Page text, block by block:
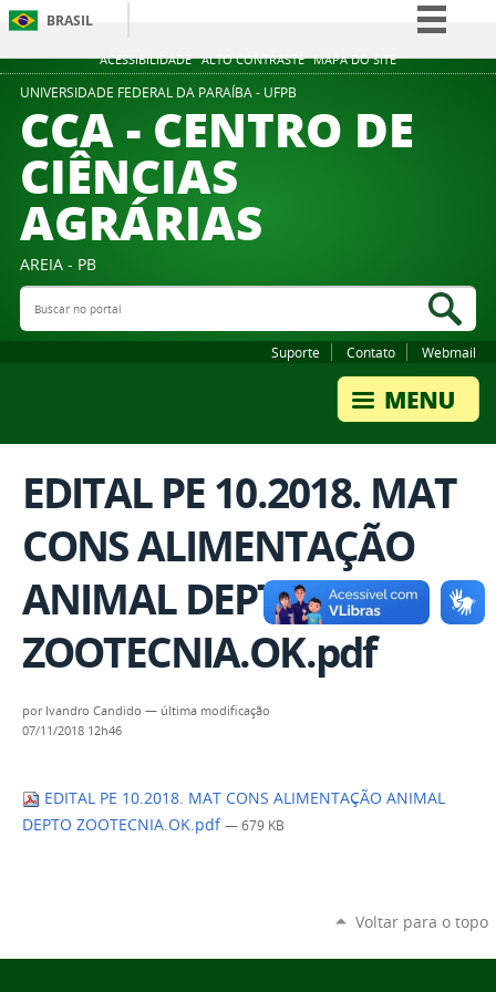
ACESSIBILIDADE ALTO CONTRASTE MAPA DO SITE
BRASIL
Simplifique!
Participe
UNIVERSIDADE FEDERAL DA PARAÍBA - UFPB
CCA - CENTRO DE
CIÊNCIAS
AGRÁRIAS
AREIA - PB
Buscar no portal
Suporte Contato Webmail
EDITAL PE 10.2018. MAT
CONS ALIMENTAÇÃO
ANIMAL DEPTO
ZOOTECNIA.OK.pdf
por Ivandro Candido — última modificação
07/11/2018 12h46
EDITAL PE 10.2018. MAT CONS ALIMENTAÇÃO ANIMAL
DEPTO ZOOTECNIA.OK.pdf — 679 KB
Voltar para o topo